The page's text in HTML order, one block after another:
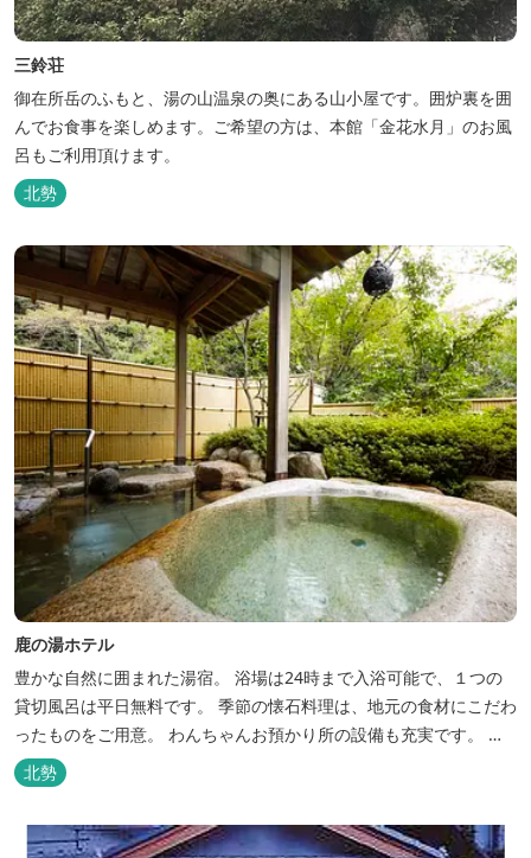
三鈴荘
御在所岳のふもと、湯の山温泉の奥にある山小屋です。囲炉裏を囲
んでお食事を楽しめます。ご希望の方は、本館「金花水月」のお風
呂もご利用頂けます。
北勢
鹿の湯ホテル
豊かな自然に囲まれた湯宿。 浴場は24時まで入浴可能で、１つの
貸切風呂は平日無料です。 季節の懐石料理は、地元の食材にこだわ
ったものをご用意。 わんちゃんお預かり所の設備も充実です。 女
将手作りのお酢とカモシカソフトが人気です。 お食事処と大浴場の
脱衣所に最新の高機能換気設備を導入いたしました。
北勢